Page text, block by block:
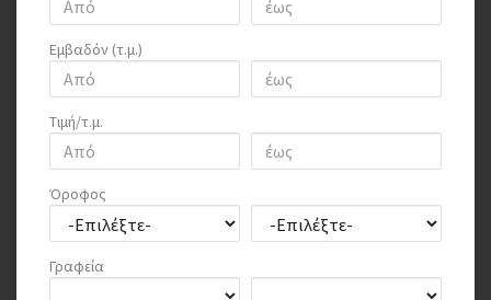
Εμβαδόν (τ.μ.)
Τιμή/τ.μ.
Όροφος
Γραφεία